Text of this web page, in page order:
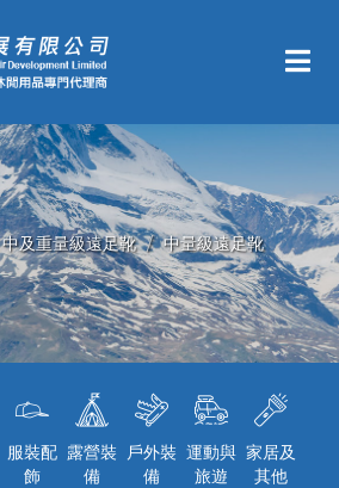
中及重量級遠足靴 中量級遠足靴
服裝配
飾
露營裝
備
戶外裝
備
運動與
旅遊
家居及
其他